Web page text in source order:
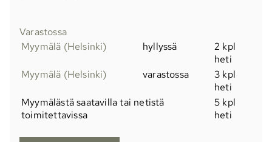
Varastossa
Myymälä (Helsinki)
hyllyssä
2 kpl
heti
Myymälä (Helsinki)
varastossa
3 kpl
heti
Myymälästä saatavilla tai netistä
toimitettavissa
5 kpl
heti